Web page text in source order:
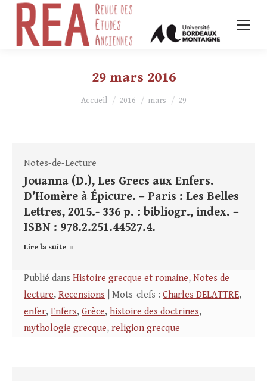
29 mars 2016
Vous êtes ici :
Accueil 2016 mars 29
Notes-de-Lecture
Jouanna (D.), Les Grecs aux Enfers.
D’Homère à Épicure. – Paris : Les Belles
Lettres, 2015.- 336 p. : bibliogr., index. –
ISBN : 978.2.251.44527.4.
Lire la suite
Publié dans Histoire grecque et romaine, Notes de
lecture, Recensions | Mots-clefs : Charles DELATTRE,
enfer, Enfers, Grèce, histoire des doctrines,
mythologie grecque, religion grecque